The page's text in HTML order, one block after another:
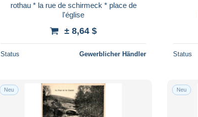
rothau * la rue de schirmeck * place de
l'église
± 8,64 $
Status Gewerblicher Händler Status
Neu Neu